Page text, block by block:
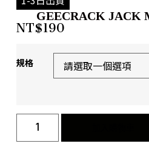
GEECRACK JACK
NT$190
規格